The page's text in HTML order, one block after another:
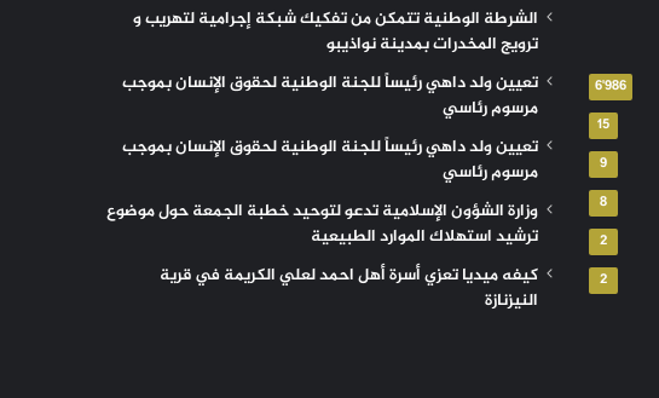
6٬986
15
9
8
2
2
الشرطة الوطنية تتمكن من تفكيك شبكة إجرامية لتهريب و
ترويج المخدرات بمدينة نواذيبو
تعيين ولد داهي رئيساً للجنة الوطنية لحقوق الإنسان بموجب
مرسوم رئاسي
تعيين ولد داهي رئيساً للجنة الوطنية لحقوق الإنسان بموجب
مرسوم رئاسي
وزارة الشؤون الإسلامية تدعو لتوحيد خطبة الجمعة حول موضوع
ترشيد استهلاك الموارد الطبيعية
كيفه ميديا تعزي أسرة أهل احمد لعلي الكريمة في قرية
النيزنازة